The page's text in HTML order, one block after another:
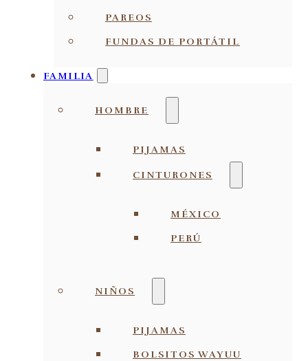
PAREOS
FUNDAS DE PORTÁTIL
FAMILIA
HOMBRE
PIJAMAS
CINTURONES
MÉXICO
PERÚ
NIÑOS
PIJAMAS
BOLSITOS WAYUU